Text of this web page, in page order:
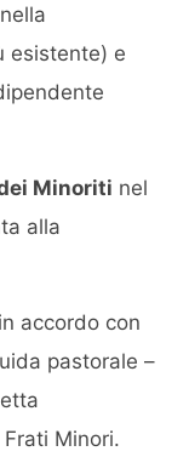
esistente) e
Minoriti nel
alla
accordo con
pastorale –
Minori.